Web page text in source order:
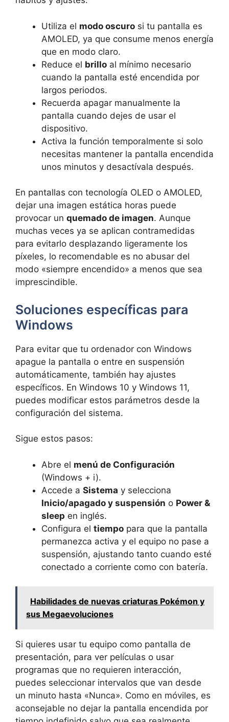
Utiliza el modo oscuro si tu pantalla es
AMOLED, ya que consume menos energía
que en modo claro.
Reduce el brillo al mínimo necesario
cuando la pantalla esté encendida por
largos periodos.
Recuerda apagar manualmente la
pantalla cuando dejes de usar el
dispositivo.
Activa la función temporalmente si solo
necesitas mantener la pantalla encendida
unos minutos y desactívala después.
En pantallas con tecnología OLED o AMOLED,
dejar una imagen estática horas puede
provocar un quemado de imagen. Aunque
muchas veces ya se aplican contramedidas
para evitarlo desplazando ligeramente los
píxeles, lo recomendable es no abusar del
modo «siempre encendido» a menos que sea
imprescindible.
Soluciones específicas para
Windows
Para evitar que tu ordenador con Windows
apague la pantalla o entre en suspensión
automáticamente, también hay ajustes
específicos. En Windows 10 y Windows 11,
puedes modificar estos parámetros desde la
configuración del sistema.
Sigue estos pasos:
Abre el menú de Configuración
(Windows + i).
Accede a Sistema y selecciona
Inicio/apagado y suspensión o Power &
sleep en inglés.
Configura el tiempo para que la pantalla
permanezca activa y el equipo no pase a
suspensión, ajustando tanto cuando esté
conectado a corriente como con batería.
Habilidades de nuevas criaturas Pokémon y
sus Megaevoluciones
Si quieres usar tu equipo como pantalla de
presentación, para ver películas o usar
programas que no requieren interacción,
puedes seleccionar intervalos que van desde
un minuto hasta «Nunca». Como en móviles, es
aconsejable no dejar la pantalla encendida por